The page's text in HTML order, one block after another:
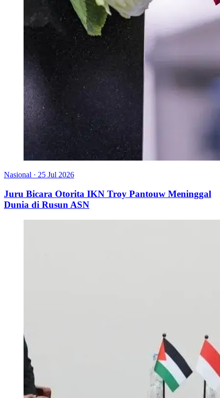
Nasional · 25 Jul 2026
Juru Bicara Otorita IKN Troy Pantouw Meninggal
Dunia di Rusun ASN